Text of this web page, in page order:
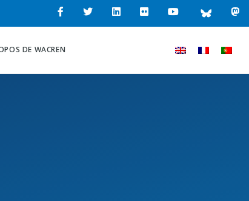
DE WACREN